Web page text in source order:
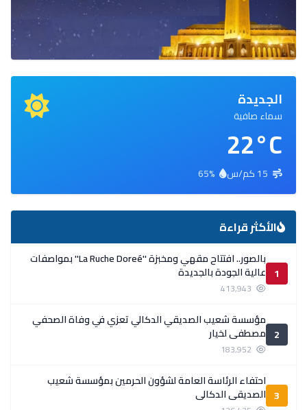
الجديدة
سماء صافية
22°C
الأكثر قراءة
1
بالصور.. افتتاح مقهي ومخبزة ''La Ruche Doreé'' بمواصفات
عالية الجودة بالجديدة
2
مؤسسة شعيب الصديقي الدكالي تعزي في وفاة الصحفي
مصطفى لخيار
3
احتفاء الرئاسة العامة لشؤون الحرمين بمؤسسة شعيب
الصديقي الدكالي